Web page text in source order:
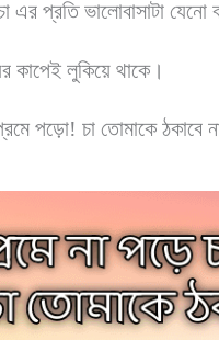
এর প্রতি ভালোবাসাটা যেনো
কাপেই লুকিয়ে থাকে।
পড়ো! চা তোমাকে ঠকাবে